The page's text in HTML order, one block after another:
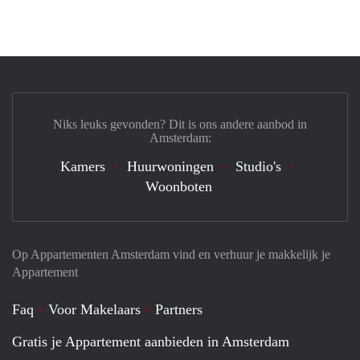
Op Appartementen Amsterdam vind en verhuur je makkelijk je
Appartement
Faq Voor Makelaars
Partners
Gratis je Appartement aanbieden in Amsterdam
Niks leuks gevonden? Dit is ons andere aanbod in
Amsterdam:
Kamers Huurwoningen
Studio's
Woonboten